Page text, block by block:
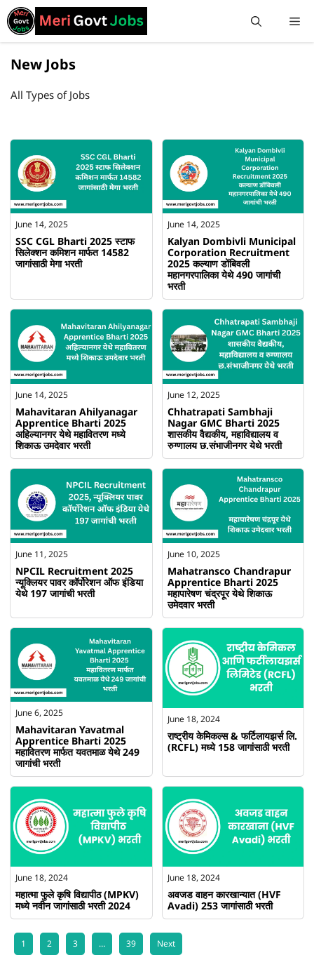
New Jobs
All Types of Jobs
June 14, 2025
SSC CGL Bharti 2025 स्टाफ
सिलेक्शन कमिशन मार्फत 14582
जागांसाठी मेगा भरती
June 14, 2025
Kalyan Dombivli Municipal
Corporation Recruitment
2025 कल्याण डोंबिवली
महानगरपालिका येथे 490 जागांची
भरती
June 14, 2025
Mahavitaran Ahilyanagar
Apprentice Bharti 2025
अहिल्यानगर येथे महावितरण मध्ये
शिकाऊ उमदेवार भरती
June 12, 2025
Chhatrapati Sambhaji
Nagar GMC Bharti 2025
शासकीय वैद्यकीय, महाविद्यालय व
रुग्णालय छ.संभाजीनगर येथे भरती
June 11, 2025
NPCIL Recruitment 2025
न्यूक्लियर पावर कॉर्पोरेशन ऑफ इंडिया
येथे 197 जागांची भरती
June 10, 2025
Mahatransco Chandrapur
Apprentice Bharti 2025
महापारेषण चंद्रपूर येथे शिकाऊ
उमेदवार भरती
June 6, 2025
Mahavitaran Yavatmal
Apprentice Bharti 2025
महावितरण मार्फत यवतमाळ येथे 249
जागांची भरती
June 18, 2024
राष्ट्रीय केमिकल्स & फर्टिलायझर्स लि.
(RCFL) मध्ये 158 जागांसाठी भरती
June 18, 2024
महात्मा फुले कृषि विद्यापीठ (MPKV)
मध्ये नवीन जागांसाठी भरती 2024
June 18, 2024
अवजड वाहन कारखान्यात (HVF
Avadi) 253 जागांसाठी भरती
1 2 3 … 39 Next